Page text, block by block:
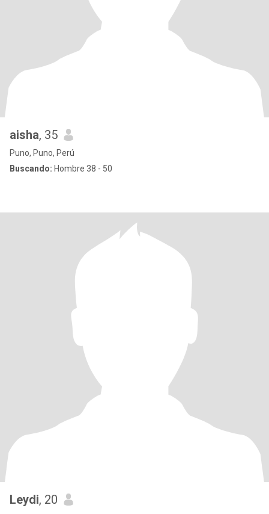
aisha, 35
Puno, Puno, Perú
Buscando: Hombre 38 - 50
Leydi, 20